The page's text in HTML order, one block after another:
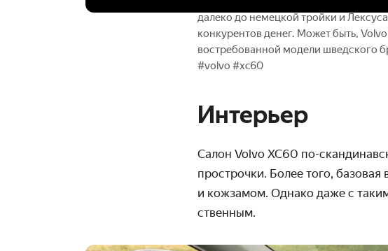
далеко до немецкой тройки и
конкурентов денег. Может быть,
востребованной модели шведского
#volvo #xc60
Интерьер
Салон Volvo XC60 по-
прострочки. Более того,
и кожзамом. Однако даже с
ственным.